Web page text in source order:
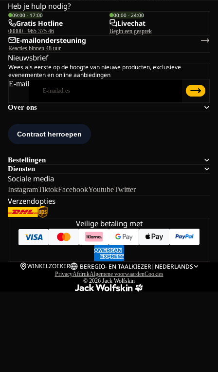
Over ons
Bestellingen
Diensten
Sociale media
InstagramTiktokFacebookYoutubeTwitter
Verzendopties
Heb je hulp nodig?
09:00 - 17:00
Gratis Hotline
00800 - 965 375 46
00:00 - 24:00
Livechat
Begin een gesprek
E-mailondersteuning
Reacties binnen 48 uur
Nieuwsbrief
Wees als eerste op de hoogte van nieuwe producten, exclusieve
evenementen en online aanbiedingen
E-mail
Veilige betaling met
WINKELZOEKER BEREGIO- EN TAALKIEZER| NEDERLANDS
PrivacyAfdrukAlgemene voorwaardenCookies
© 2026 Jack Wolfskin